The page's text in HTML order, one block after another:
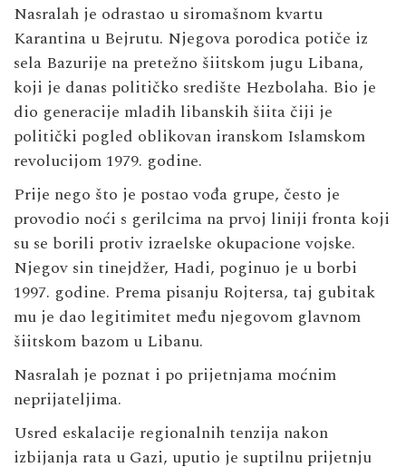
Nasralah je odrastao u siromašnom kvartu
Karantina u Bejrutu. Njegova porodica potiče iz
sela Bazurije na pretežno šiitskom jugu Libana,
koji je danas političko središte Hezbolaha. Bio je
dio generacije mladih libanskih šiita čiji je
politički pogled oblikovan iranskom Islamskom
revolucijom 1979. godine.
Prije nego što je postao vođa grupe, često je
provodio noći s gerilcima na prvoj liniji fronta koji
su se borili protiv izraelske okupacione vojske.
Njegov sin tinejdžer, Hadi, poginuo je u borbi
1997. godine. Prema pisanju Rojtersa, taj gubitak
mu je dao legitimitet među njegovom glavnom
šiitskom bazom u Libanu.
Nasralah je poznat i po prijetnjama moćnim
neprijateljima.
Usred eskalacije regionalnih tenzija nakon
izbijanja rata u Gazi, uputio je suptilnu prijetnju